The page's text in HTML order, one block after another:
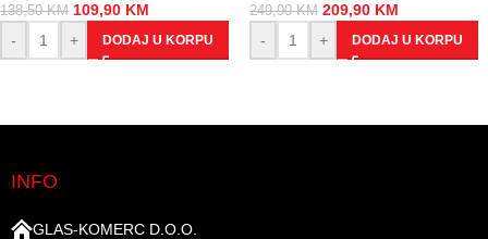
138,50KM 109,90 KM
-
+ DODAJ U KORPU
249,90KM 209,90 KM
-
+ DODAJ U KORPU
INFO
GLAS-KOMERC D.O.O.